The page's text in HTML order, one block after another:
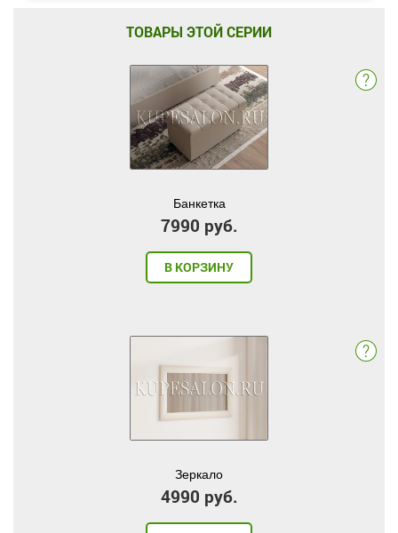
ТОВАРЫ ЭТОЙ СЕРИИ
Банкетка
7990 руб.
В КОРЗИНУ
Зеркало
4990 руб.